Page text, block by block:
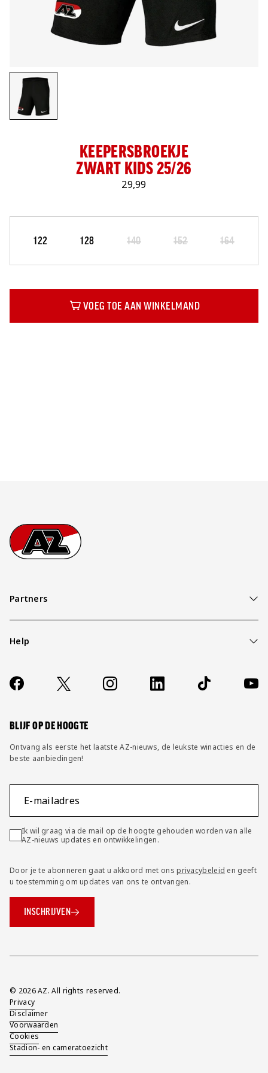
KEEPERSBROEKJE
ZWART KIDS 25/26
29,99
Maat
122 128 140 152 164
VOEG TOE AAN WINKELMAND
Footer
Ga naar onze homepage
Partners
Help
Contact
FAQ
Socials
https://www.facebook.com/AZAlkmaar
X Instagram LinkedIn TikTok
BLIJF OP DE HOOGTE
Ontvang als eerste het laatste AZ-nieuws, de leukste winacties en de
beste aanbiedingen!
E-mailadres
Ik wil graag via de mail op de hoogte gehouden worden van alle
AZ-nieuws updates en ontwikkelingen.
Door je te abonneren gaat u akkoord met onsprivacybeleid en geeft
u toestemming om updates van ons te ontvangen.
INSCHRIJVEN
Overig
© 2026 AZ. All rights reserved.
Privacy
Disclaimer
Voorwaarden
Cookies
Stadion- en cameratoezicht